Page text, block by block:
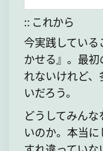
:: これから
今実践している
かせる』。最
れないけれど
いだろう。
どうしてみん
いのか。本当